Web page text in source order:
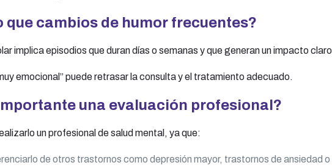
que cambios de humor frecuentes?
implica episodios que duran días o semanas y que generan un impacto
emocional” puede retrasar la consulta y el tratamiento adecuado.
una evaluación profesional?
un profesional de salud mental, ya que:
de otros trastornos como depresión mayor, trastornos de ansiedad